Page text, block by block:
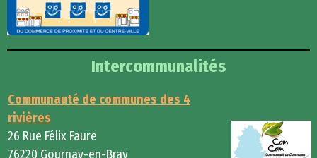
Intercommunalités
Communauté de communes des 4
rivières
26 Rue Félix Faure